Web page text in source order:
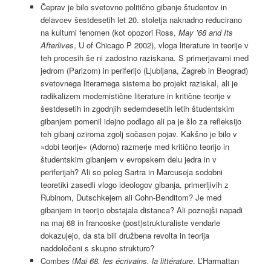
Čeprav je bilo svetovno politično gibanje študentov in
delavcev šestdesetih let 20. stoletja naknadno reducirano
na kulturni fenomen (kot opozori Ross, May ’68 and Its
Afterlives, U of Chicago P 2002), vloga literature in teorije v
teh procesih še ni zadostno raziskana. S primerjavami med
jedrom (Parizom) in periferijo (Ljubljana, Zagreb in Beograd)
svetovnega literarnega sistema bo projekt raziskal, ali je
radikalizem modernistične literature in kritične teorije v
šestdesetih in zgodnjih sedemdesetih letih študentskim
gibanjem pomenil idejno podlago ali pa je šlo za refleksijo
teh gibanj oziroma zgolj sočasen pojav. Kakšno je bilo v
»dobi teorije« (Adorno) razmerje med kritično teorijo in
študentskim gibanjem v evropskem delu jedra in v
periferijah? Ali so poleg Sartra in Marcuseja sodobni
teoretiki zasedli vlogo ideologov gibanja, primerljivih z
Rubinom, Dutschkejem ali Cohn-Benditom? Je med
gibanjem in teorijo obstajala distanca? Ali poznejši napadi
na maj 68 in francoske (post)strukturaliste vendarle
dokazujejo, da sta bili družbena revolta in teorija
naddoločeni s skupno strukturo?
Combes (Mai 68, les écrivains, la littérature, L’Harmattan